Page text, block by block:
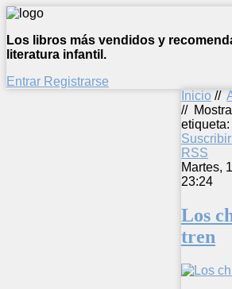
Los libros más vendidos y
literatura infantil.
Entrar Registrarse
Inicio //
//
RSS
Martes,
23:24
Los
tren